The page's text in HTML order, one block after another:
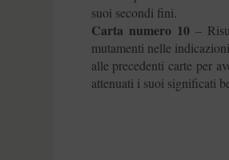
suoi secondi fini.
Carta numero 10–
mutamenti nelle
alle precedenti carte per
attenuati i suoi significati